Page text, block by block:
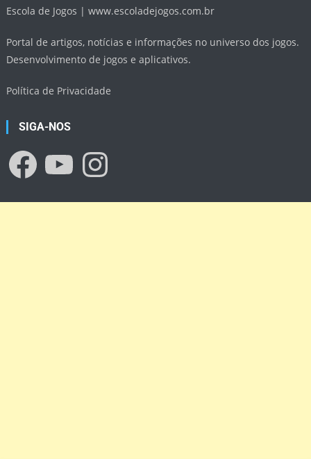
Escola de Jogos |www.escoladejogos.com.br
Portal de artigos, notícias e informações no universo dos jogos.
Desenvolvimento de jogos e aplicativos.
Política de Privacidade
SIGA-NOS